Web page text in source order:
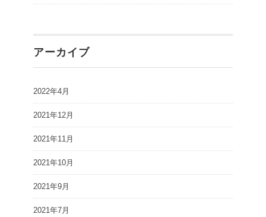
アーカイブ
2022年4月
2021年12月
2021年11月
2021年10月
2021年9月
2021年7月